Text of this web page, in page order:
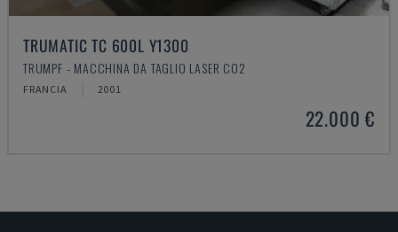
TRUMATIC TC 600L Y1300
TRUMPF - MACCHINA DA TAGLIO LASER CO2
FRANCIA 2001
22.000 €